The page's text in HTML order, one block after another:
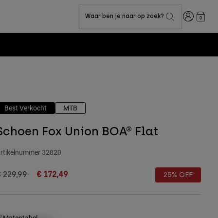
Waar ben je naar op zoek? Inloggen
0
Best Verkocht MTB
Fox Union BOA® Flat
32820
reduced from
229,99to€ 172,49 25% OFF